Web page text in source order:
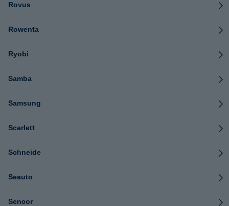
Rovus
Rowenta
Ryobi
Samba
Samsung
Scarlett
Schneide
Seauto
Sencor